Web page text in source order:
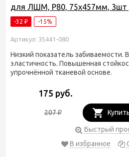
для ЛШМ, P80, 75х457мм, 3шт
-32 ₽ -15%
Артикул: 35441-080
Низкий показатель забиваемости.
эластичность. Повышенная
упрочнённой тканевой основе.
175 руб.
207₽
Быстрый
В избранное